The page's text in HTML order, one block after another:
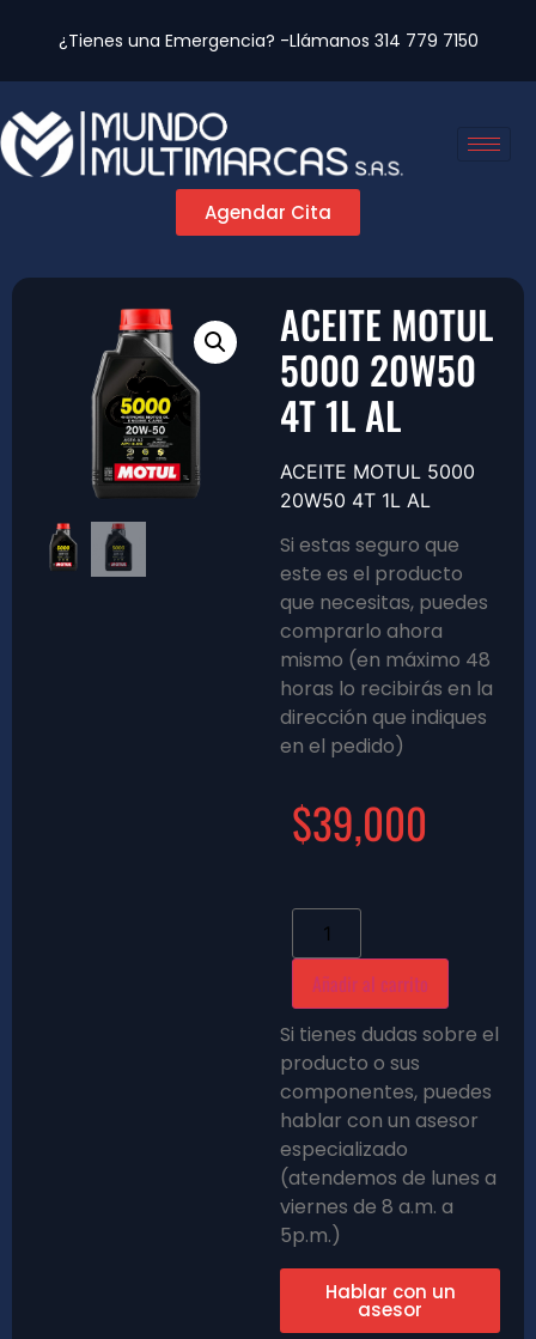
¿Tienes una Emergencia? -Llámanos 314 779 7150
Agendar Cita
ACEITE MOTUL
5000 20W50
4T 1L AL
ACEITE MOTUL 5000
20W50 4T 1L AL
Si estas seguro que
este es el producto
que necesitas, puedes
comprarlo ahora
mismo (en máximo 48
horas lo recibirás en la
dirección que indiques
en el pedido)
$39,000
Añadir al carrito
Si tienes dudas sobre el
producto o sus
componentes, puedes
hablar con un asesor
especializado
(atendemos de lunes a
viernes de 8 a.m. a
5p.m.)
Hablar con un
asesor